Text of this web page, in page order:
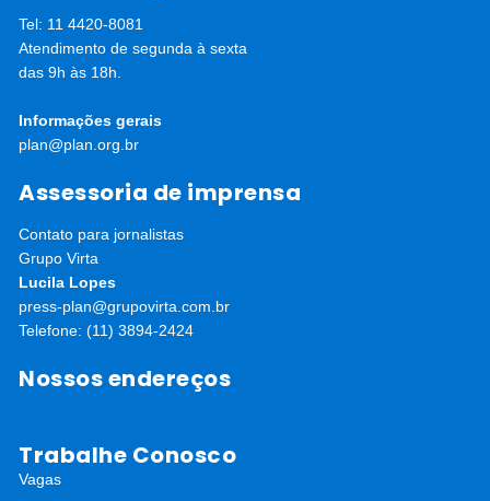
Tel: 11 4420-8081
Atendimento de segunda à sexta
das 9h às 18h.
Informações gerais
plan@plan.org.br
Assessoria de imprensa
Contato para jornalistas
Grupo Virta
Lucila Lopes
press-plan@grupovirta.com.br
Telefone: (11) 3894-2424
Nossos endereços
Trabalhe Conosco
Vagas